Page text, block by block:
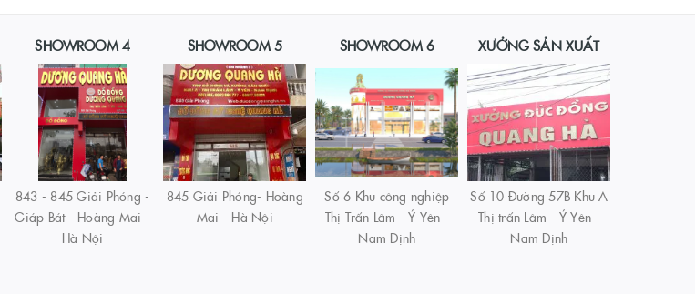
SHOWROOM 4
843 - 845 Giải Phóng -
Giáp Bát - Hoàng Mai -
Hà Nội
SHOWROOM 5
845 Giải Phóng- Hoàng
Mai - Hà Nội
SHOWROOM 6
Số 6 Khu công nghiệp
Thị Trấn Lâm - Ý Yên -
Nam Định
XƯỞNG SẢN XUẤT
Số 10 Đường 57B Khu A
Thị trấn Lâm - Ý Yên -
Nam Định